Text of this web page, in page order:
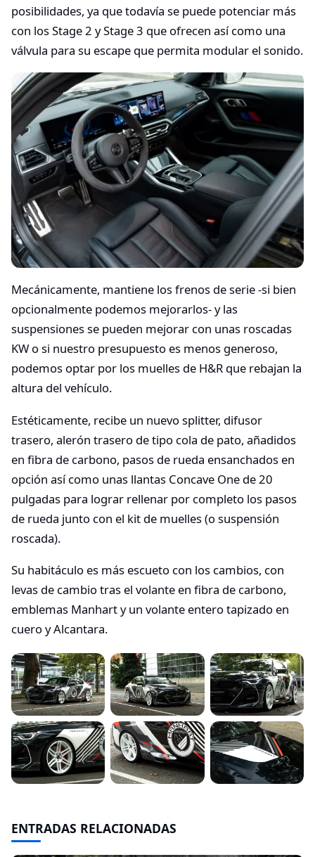
posibilidades, ya que todavía se puede potenciar más
con los Stage 2 y Stage 3 que ofrecen así como una
válvula para su escape que permita modular el sonido.
Mecánicamente, mantiene los frenos de serie -si bien
opcionalmente podemos mejorarlos- y las
suspensiones se pueden mejorar con unas roscadas
KW o si nuestro presupuesto es menos generoso,
podemos optar por los muelles de H&R que rebajan la
altura del vehículo.
Estéticamente, recibe un nuevo splitter, difusor
trasero, alerón trasero de tipo cola de pato, añadidos
en fibra de carbono, pasos de rueda ensanchados en
opción así como unas llantas Concave One de 20
pulgadas para lograr rellenar por completo los pasos
de rueda junto con el kit de muelles (o suspensión
roscada).
Su habitáculo es más escueto con los cambios, con
levas de cambio tras el volante en fibra de carbono,
emblemas Manhart y un volante entero tapizado en
cuero y Alcantara.
ENTRADAS RELACIONADAS